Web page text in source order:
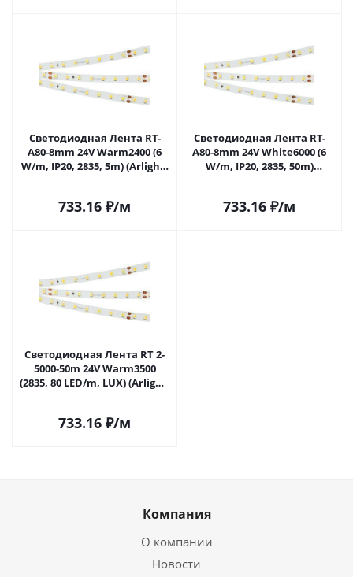
Светодиодная Лента RT-
A80-8mm 24V Warm2400 (6
W/m, IP20, 2835, 5m) (Arlight,
733.16 ₽/м
Светодиодная Лента RT-
A80-8mm 24V White6000 (6
W/m, IP20, 2835, 50m)
733.16 ₽/м
Светодиодная Лента RT 2-
5000-50m 24V Warm3500
(2835, 80 LED/m, LUX) (Arlight,
733.16 ₽/м
Компания
О компании
Новости